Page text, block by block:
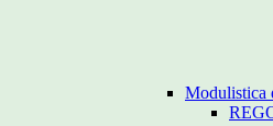
Modulistica